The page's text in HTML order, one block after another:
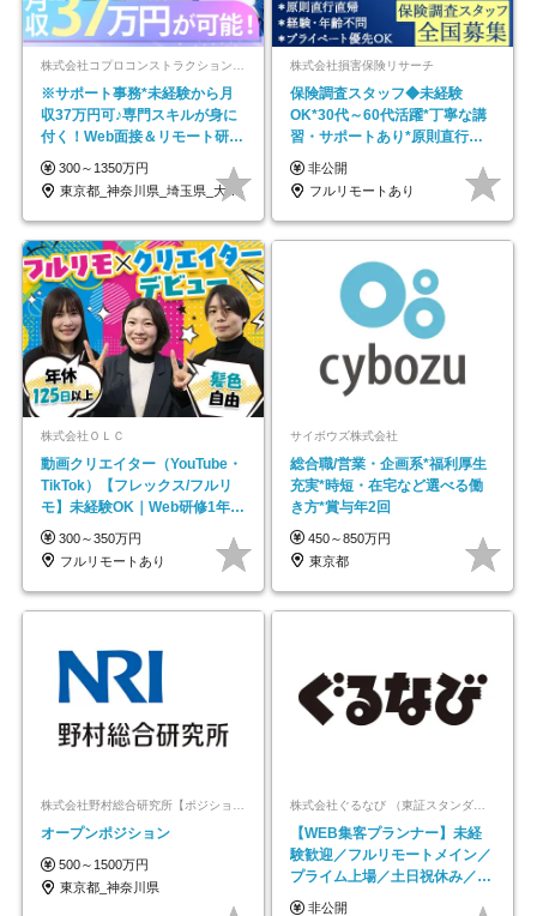
※サポート事務*未経験から月
収37万円可♪専門スキルが身に
付く！Web面接＆リモート研修
も充実♪/a
300～1350万円
東京都_神奈川県_埼玉県_大阪府_愛知県…
株式会社損害保険リサーチ
保険調査スタッフ◆未経験
OK*30代～60代活躍*丁寧な講
習・サポートあり*原則直行直
帰／全国募集・業務委託
非公開
フルリモートあり
株式会社ＯＬＣ
動画クリエイター（YouTube・
TikTok）【フレックス/フルリ
モ】未経験OK｜Web研修1年間
｜副業OK
300～350万円
フルリモートあり
サイボウズ株式会社
総合職/営業・企画系*福利厚生
充実*時短・在宅など選べる働
き方*賞与年2回
450～850万円
東京都
オープンポジション
500～1500万円
東京都_神奈川県
株式会社ぐるなび （東証スタンダード上場）
【WEB集客プランナー】未経
験歓迎／フルリモートメイン／
プライム上場／土日祝休み／東
京・大阪・名古屋
非公開